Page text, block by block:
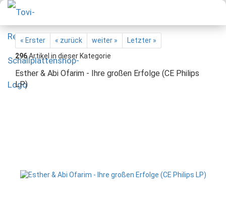
« Erster « zurück weiter »
Letzter »
296Artikel in dieser Kategorie
Esther & Abi Ofarim - Ihre großen Erfolge (CE Philips
LP)